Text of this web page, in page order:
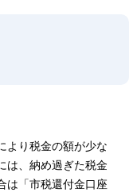
より税金の額が少な
は、納め過ぎた税金
は「市税還付金口座